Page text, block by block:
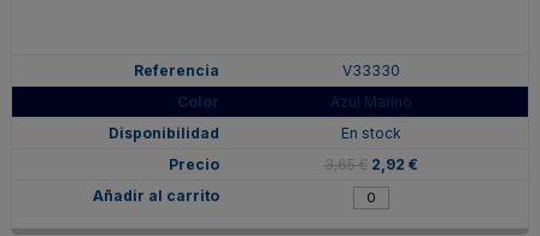
V33330
Azul Marino
En stock
3,65 € 2,92 €